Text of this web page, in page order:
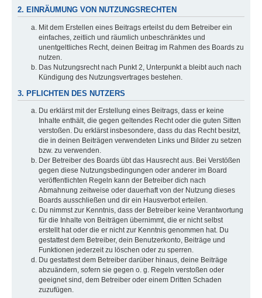
2. EINRÄUMUNG VON NUTZUNGSRECHTEN
Mit dem Erstellen eines Beitrags erteilst du dem Betreiber ein
einfaches, zeitlich und räumlich unbeschränktes und
unentgeltliches Recht, deinen Beitrag im Rahmen des Boards zu
nutzen.
Das Nutzungsrecht nach Punkt 2, Unterpunkt a bleibt auch nach
Kündigung des Nutzungsvertrages bestehen.
3. PFLICHTEN DES NUTZERS
Du erklärst mit der Erstellung eines Beitrags, dass er keine
Inhalte enthält, die gegen geltendes Recht oder die guten Sitten
verstoßen. Du erklärst insbesondere, dass du das Recht besitzt,
die in deinen Beiträgen verwendeten Links und Bilder zu setzen
bzw. zu verwenden.
Der Betreiber des Boards übt das Hausrecht aus. Bei Verstößen
gegen diese Nutzungsbedingungen oder anderer im Board
veröffentlichten Regeln kann der Betreiber dich nach
Abmahnung zeitweise oder dauerhaft von der Nutzung dieses
Boards ausschließen und dir ein Hausverbot erteilen.
Du nimmst zur Kenntnis, dass der Betreiber keine Verantwortung
für die Inhalte von Beiträgen übernimmt, die er nicht selbst
erstellt hat oder die er nicht zur Kenntnis genommen hat. Du
gestattest dem Betreiber, dein Benutzerkonto, Beiträge und
Funktionen jederzeit zu löschen oder zu sperren.
Du gestattest dem Betreiber darüber hinaus, deine Beiträge
abzuändern, sofern sie gegen o. g. Regeln verstoßen oder
geeignet sind, dem Betreiber oder einem Dritten Schaden
zuzufügen.